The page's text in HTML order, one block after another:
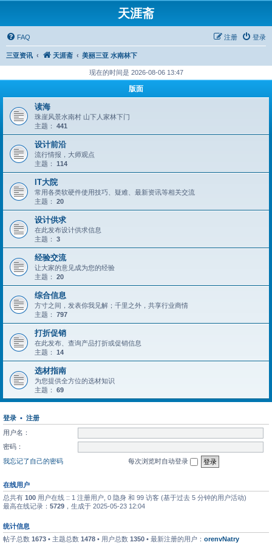
天涯斋
FAQ 登录
注册
三亚资讯 天涯斋 美丽三亚 水南林下
现在的时间是 2026-08-06 13:47
版面
读海
珠崖风景水南村 山下人家林下门
主题： 441
设计前沿
流行情报，大师观点
主题： 114
IT大院
常用各类软硬件使用技巧、疑难、最新资讯等相关交流
主题： 20
设计供求
在此发布设计供求信息
主题： 3
经验交流
让大家的意见成为您的经验
主题： 20
综合信息
方寸之间，发表你我见解；千里之外，共享行业商情
主题： 797
打折促销
在此发布、查询产品打折或促销信息
主题： 14
选材指南
为您提供全方位的选材知识
主题： 69
登录 • 注册
用户名：
密码：
我忘记了自己的密码
每次浏览时自动登录
在线用户
总共有 100 用户在线 :: 1 注册用户, 0 隐身 和 99 访客 (基于过去 5 分钟的用户活动)
最高在线记录： 5729 ，生成于 2025-05-23 12:04
统计信息
帖子总数 1673 • 主题总数 1478 • 用户总数 1350 • 最新注册的用户： orenvNatry